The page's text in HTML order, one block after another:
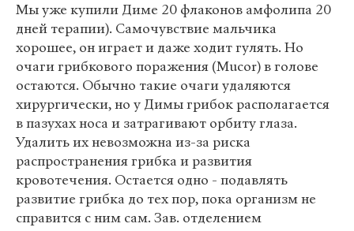
Мы уже купили Диме 20 флаконов амфолипа 20
дней терапии). Самочувствие мальчика
хорошее, он играет и даже ходит гулять. Но
очаги грибкового поражения (Mucor) в голове
остаются. Обычно такие очаги удаляются
хирургически, но у Димы грибок располагается
в пазухах носа и затрагивают орбиту глаза.
Удалить их невозможна из-за риска
распространения грибка и развития
кровотечения. Остается одно - подавлять
развитие грибка до тех пор, пока организм не
справится с ним сам. Зав. отделением